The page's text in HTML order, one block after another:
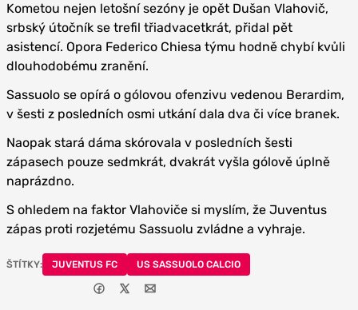
Kometou nejen letošní sezóny je opět Dušan Vlahovič,
srbský útočník se trefil třiadvacetkrát, přidal pět
asistencí. Opora Federico Chiesa týmu hodně chybí kvůli
dlouhodobému zranění.
Sassuolo se opírá o gólovou ofenzivu vedenou Berardim,
v šesti z posledních osmi utkání dala dva či více branek.
Naopak stará dáma skórovala v posledních šesti
zápasech pouze sedmkrát, dvakrát vyšla gólově úplně
naprázdno.
S ohledem na faktor Vlahoviče si myslím, že Juventus
zápas proti rozjetému Sassuolu zvládne a vyhraje.
ŠTÍTKY: JUVENTUS FC US SASSUOLO CALCIO